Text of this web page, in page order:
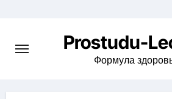
содержимому
Prostudu-
Формула